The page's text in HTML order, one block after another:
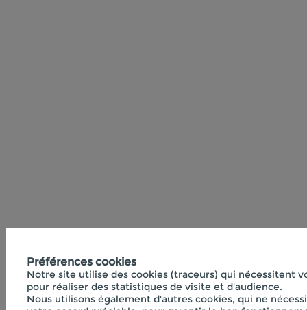
Préférences cookies
Notre site utilise des cookies (traceurs) qui nécessitent
pour réaliser des statistiques de visite et d'audience.
Nous utilisons également d'autres cookies, qui ne